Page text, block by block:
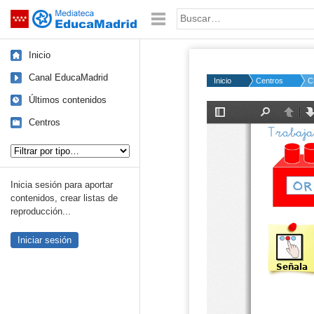
Saltar navegación Palabra o frase:
Inicio
Canal EducaMadrid
Últimos contenidos
Centros
Inicia sesión para aportar
contenidos, crear listas de
reproducción...
Iniciar sesión
Inicio Centros